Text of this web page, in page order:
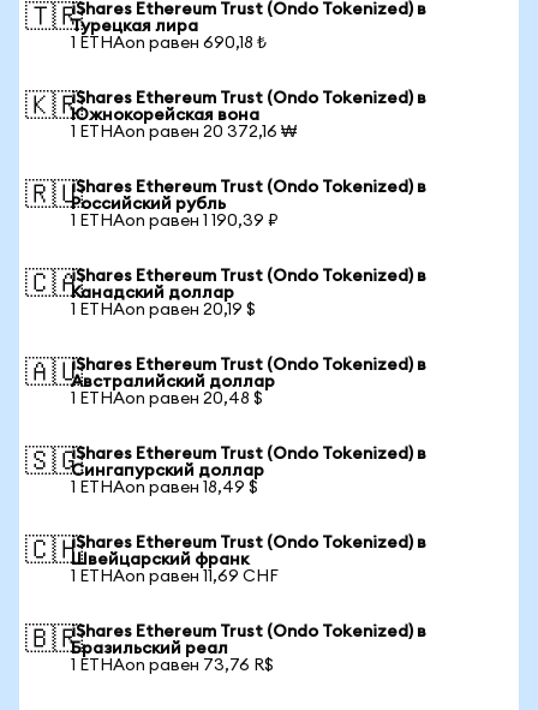
🇹🇷iShares Ethereum Trust (Ondo Tokenized) в
Турецкая лира
1 ETHAon равен 690,18 ₺
🇰🇷iShares Ethereum Trust (Ondo Tokenized) в
Южнокорейская вона
1 ETHAon равен 20 372,16 ₩
🇷🇺iShares Ethereum Trust (Ondo Tokenized) в
Российский рубль
1 ETHAon равен 1 190,39 ₽
🇨🇦iShares Ethereum Trust (Ondo Tokenized) в
Канадский доллар
1 ETHAon равен 20,19 $
🇦🇺iShares Ethereum Trust (Ondo Tokenized) в
Австралийский доллар
1 ETHAon равен 20,48 $
🇸🇬iShares Ethereum Trust (Ondo Tokenized) в
Сингапурский доллар
1 ETHAon равен 18,49 $
🇨🇭iShares Ethereum Trust (Ondo Tokenized) в
Швейцарский франк
1 ETHAon равен 11,69 CHF
🇧🇷iShares Ethereum Trust (Ondo Tokenized) в
Бразильский реал
1 ETHAon равен 73,76 R$